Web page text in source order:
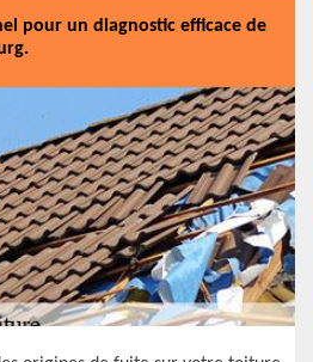
pour un diagnostic efficace de